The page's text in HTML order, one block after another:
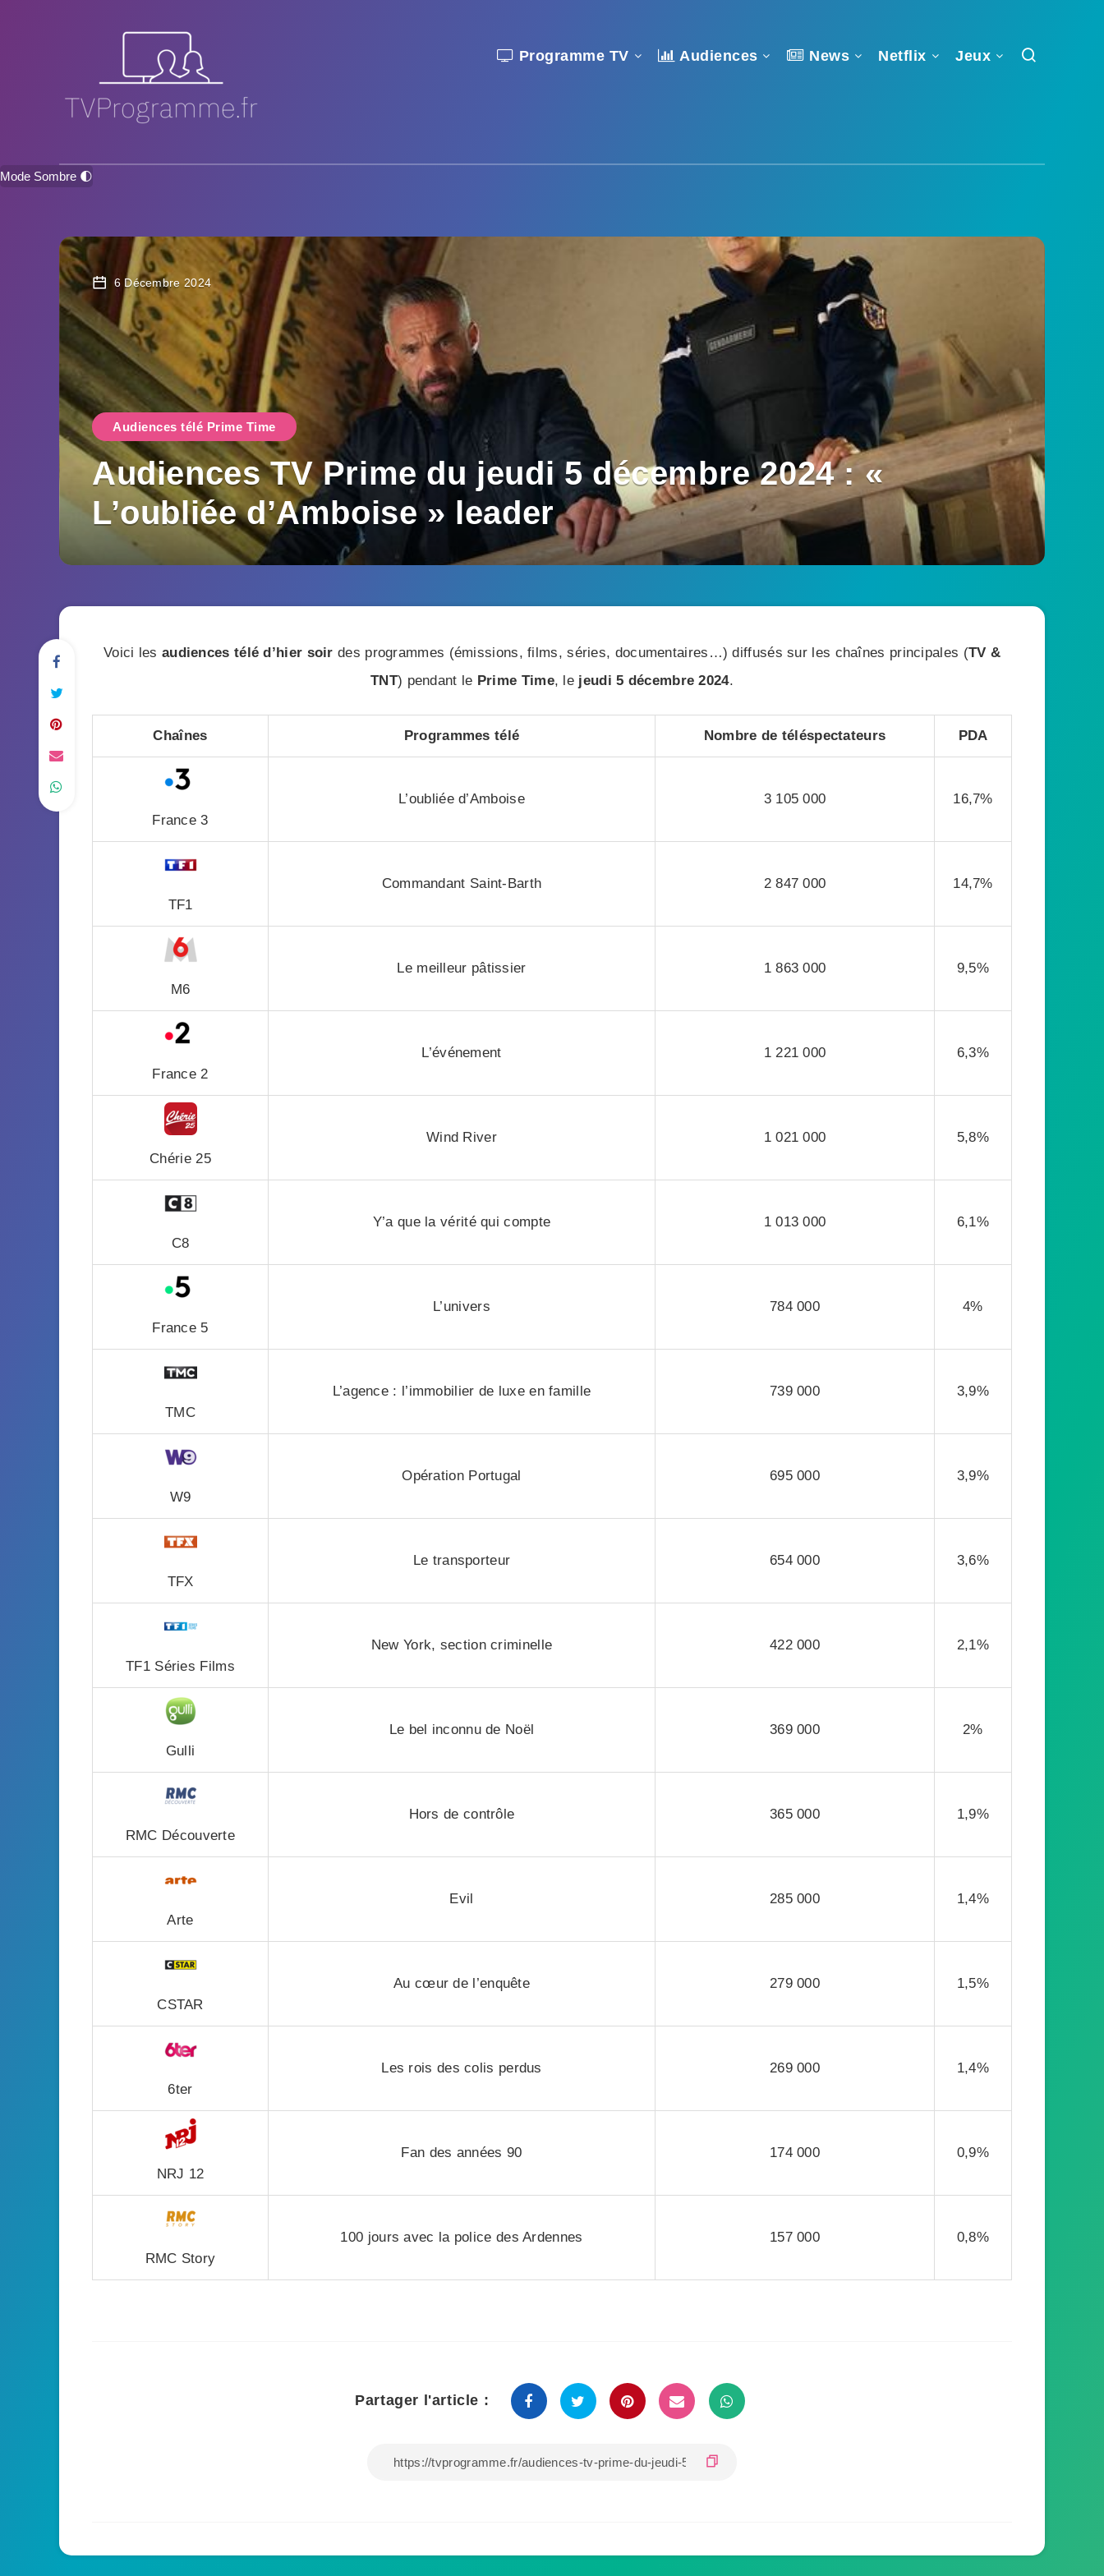
Programme TV Audiences News Netflix Jeux
Mode Sombre 🌓
6 Décembre 2024
Audiences télé Prime Time
Audiences TV Prime du jeudi 5 décembre 2024 : «
L’oubliée d’Amboise » leader
Voici les audiences télé d’hier soir des programmes (émissions, films, séries, documentaires…) diffusés sur les chaînes principales (TV &
TNT) pendant le Prime Time, le jeudi 5 décembre 2024.
Chaînes Programmes télé Nombre de téléspectateurs PDA
France 3
L’oubliée d’Amboise 3 105 000 16,7%
TF1
Commandant Saint-Barth 2 847 000 14,7%
M6
Le meilleur pâtissier 1 863 000 9,5%
France 2
L’événement 1 221 000 6,3%
Chérie 25
Wind River 1 021 000 5,8%
C8
Y’a que la vérité qui compte 1 013 000 6,1%
France 5
L’univers 784 000 4%
TMC
L’agence : l’immobilier de luxe en famille 739 000 3,9%
W9
Opération Portugal 695 000 3,9%
TFX
Le transporteur 654 000 3,6%
TF1 Séries Films
New York, section criminelle 422 000 2,1%
Gulli
Le bel inconnu de Noël 369 000 2%
RMC Découverte
Hors de contrôle 365 000 1,9%
Arte
Evil 285 000 1,4%
CSTAR
Au cœur de l’enquête 279 000 1,5%
6ter
Les rois des colis perdus 269 000 1,4%
NRJ 12
Fan des années 90 174 000 0,9%
RMC Story
100 jours avec la police des Ardennes 157 000 0,8%
Partager l'article :
vie privée